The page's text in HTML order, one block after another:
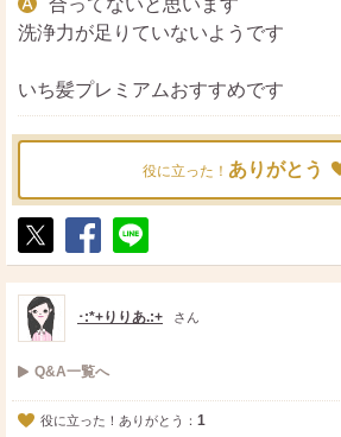
合ってないと思います
洗浄力が足りていないようです
いち髪プレミアムおすすめです
役に立った！ ありがとう
ポ
ス
ト
シ
ェ
送
る
･:*+りりあ.:+ さん
Q&A一覧へ
役に立った！ありがとう： 1